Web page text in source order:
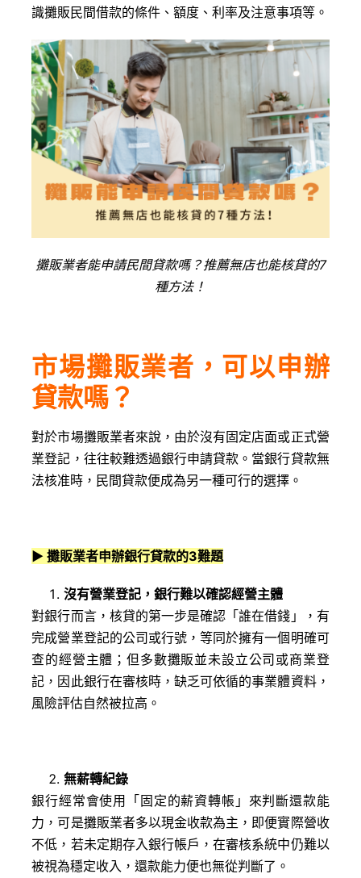
識攤販民間借款的條件、額度、利率及注意事項等。
攤販業者能申請民間貸款嗎？推薦無店也能核貸的7
種方法！
市場攤販業者，可以申辦
貸款嗎？
對於市場攤販業者來說，由於沒有固定店面或正式營
業登記，往往較難透過銀行申請貸款。當銀行貸款無
法核准時，民間貸款便成為另一種可行的選擇。
▶攤販業者申辦銀行貸款的3難題
沒有營業登記，銀行難以確認經營主體
對銀行而言，核貸的第一步是確認「誰在借錢」，有
完成營業登記的公司或行號，等同於擁有一個明確可
查的經營主體；但多數攤販並未設立公司或商業登
記，因此銀行在審核時，缺乏可依循的事業體資料，
風險評估自然被拉高。
無薪轉紀錄
銀行經常會使用「固定的薪資轉帳」來判斷還款能
力，可是攤販業者多以現金收款為主，即便實際營收
不低，若未定期存入銀行帳戶，在審核系統中仍難以
被視為穩定收入，還款能力便也無從判斷了。